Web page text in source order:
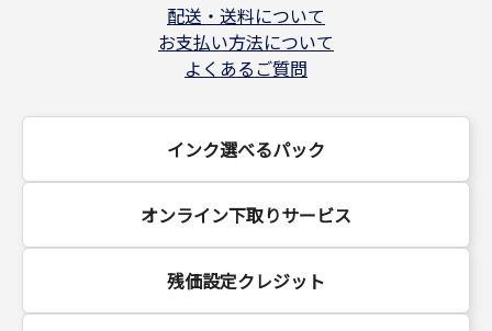
配送・送料について
お支払い方法について
よくあるご質問
インク選べるパック
オンライン下取りサービス
残価設定クレジット